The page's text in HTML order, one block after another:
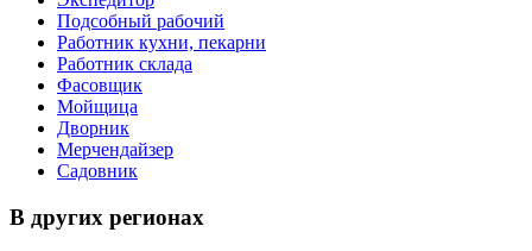
Подсобный рабочий
Работник кухни, пекарни
Работник склада
Фасовщик
Мойщица
Дворник
Мерчендайзер
Садовник
В других регионах